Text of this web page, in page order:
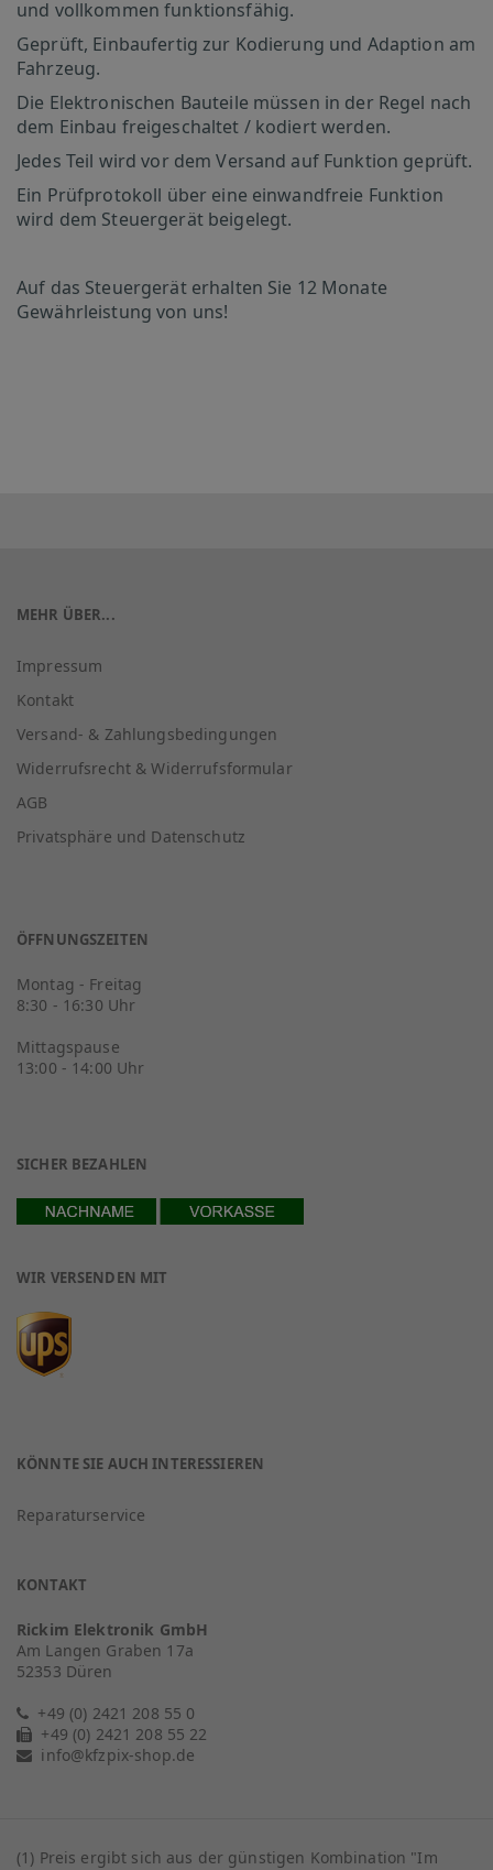
und vollkommen funktionsfähig.
Geprüft, Einbaufertig zur Kodierung und Adaption am
Fahrzeug.
Die Elektronischen Bauteile müssen in der Regel nach
dem Einbau freigeschaltet / kodiert werden.
Jedes Teil wird vor dem Versand auf Funktion geprüft.
Ein Prüfprotokoll über eine einwandfreie Funktion
wird dem Steuergerät beigelegt.
Auf das Steuergerät erhalten Sie 12 Monate
Gewährleistung von uns!
MEHR ÜBER...
Impressum
Kontakt
Versand- & Zahlungsbedingungen
Widerrufsrecht & Widerrufsformular
AGB
Privatsphäre und Datenschutz
ÖFFNUNGSZEITEN
Montag - Freitag
8:30 - 16:30 Uhr
Mittagspause
13:00 - 14:00 Uhr
SICHER BEZAHLEN
WIR VERSENDEN MIT
KÖNNTE SIE AUCH INTERESSIEREN
Reparaturservice
KONTAKT
Rickim Elektronik GmbH
Am Langen Graben 17a
52353 Düren
+49 (0) 2421 208 55 0
+49 (0) 2421 208 55 22
info@kfzpix-shop.de
(1) Preis ergibt sich aus der günstigen Kombination "Im